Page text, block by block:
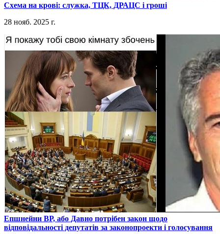
​Схема на крові: служка, ТЦК, ДРАЦС і гроші
28 нояб. 2025 г.
​Епшнейни ВР, або Давно потрібен закон щодо
відповідальності депутатів за законопроекти і голосування